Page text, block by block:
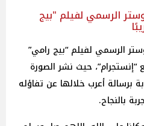
الرسمي لفيلم "بيج
الرسمي لفيلم “بيج رامي”
حيث نشر الصورة
برسالة أعرب خلالها عن تفاؤله
بالنجاح.